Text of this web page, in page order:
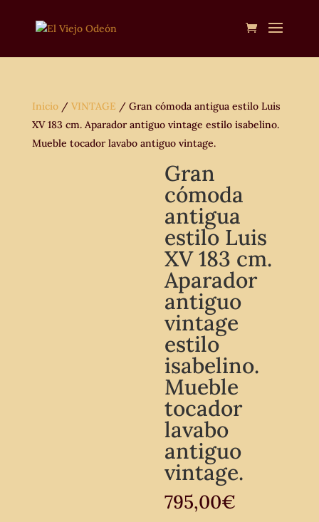
Inicio/ VINTAGE / Gran cómoda antigua estilo Luis
XV 183 cm. Aparador antiguo vintage estilo isabelino.
Mueble tocador lavabo antiguo vintage.
Gran
cómoda
antigua
estilo Luis
XV 183 cm.
Aparador
antiguo
vintage
estilo
isabelino.
Mueble
tocador
lavabo
antiguo
vintage.
795,00€